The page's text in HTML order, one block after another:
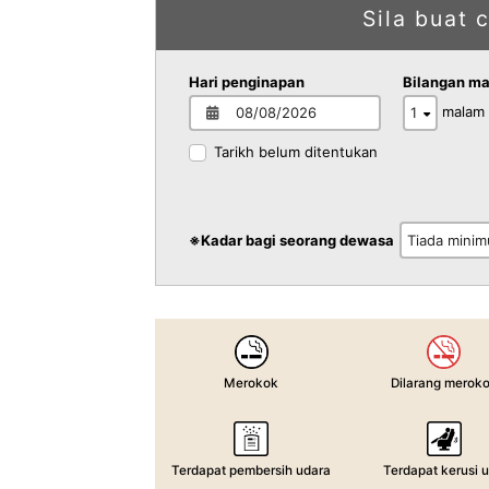
Sila buat
Hari penginapan
Tarikh belum ditentukan
Bilangan
malam
※Kadar bagi seorang dewasa
Merokok Dilarang
Terdapat pembersih udara Terdapat kerusi